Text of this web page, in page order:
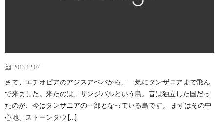
2013.12.07
さて、エチオピアのアジスアベバから、一気にタンザニアまで飛ん
で来ました。来たのは、ザンジバルという島。昔は独立した国だっ
たのが、今はタンザニアの一部となっている島です。 まずはその中
心地、ストーンタウ […]